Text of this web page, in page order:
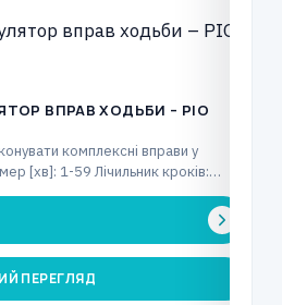
ВПРАВ ХОДЬБИ – PIO
комплексні вправи у
[хв]: 1-59 Лічильник кроків:
ПЕРЕГЛЯД